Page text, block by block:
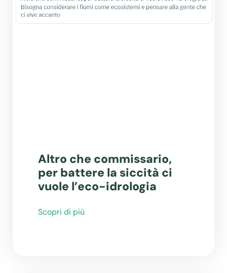
Altro che commissario,
per battere la siccità ci
vuole l’eco-idrologia
Scopri di più